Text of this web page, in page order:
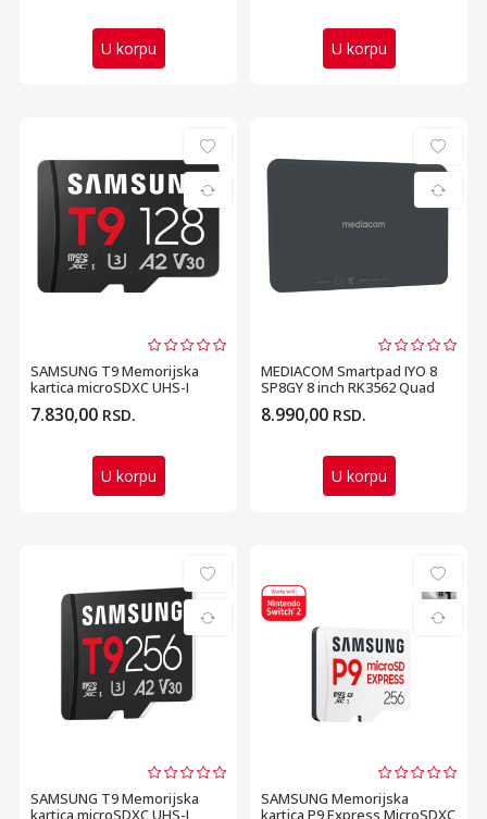
U korpu U korpu
SAMSUNG T9 Memorijska
kartica microSDXC UHS-I
128GB MB-MH128T
7.830,00 RSD.
U korpu
MEDIACOM Smartpad IYO 8
SP8GY 8 inch RK3562 Quad
Core 2.0GHz 3GB 32...
8.990,00 RSD.
U korpu
SAMSUNG T9 Memorijska
kartica microSDXC UHS-I
SAMSUNG Memorijska
kartica P9 Express MicroSDXC